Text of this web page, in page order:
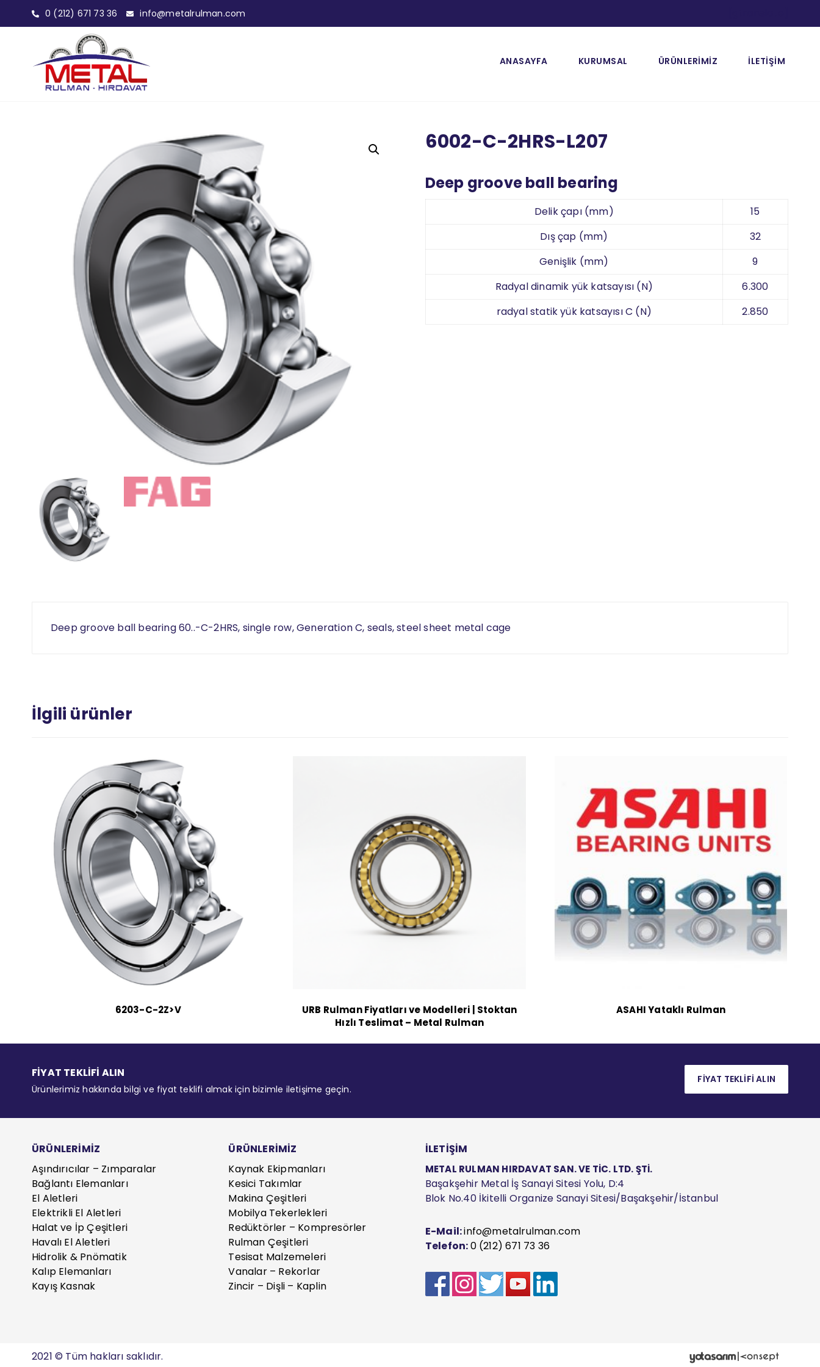
0 (212) 671 73 36 info@metalrulman.com
ANASAYFA KURUMSAL ÜRÜNLERİMİZ İLETİŞİM
6002-C-2HRS-L207
Deep groove ball bearing
Delik çapı (mm)
15
Dış çap (mm)
32
Genişlik (mm)
9
Radyal dinamik yük katsayısı (N)
6.300
radyal statik yük katsayısı C (N)
2.850
Deep groove ball bearing 60..-C-2HRS, single row, Generation C, seals, steel sheet metal cage
İlgili ürünler
6203-C-2Z>V
URB Rulman Fiyatları ve Modelleri | Stoktan
Hızlı Teslimat – Metal Rulman
ASAHI Yataklı Rulman
FİYAT TEKLİFİ ALIN
Ürünlerimiz hakkında bilgi ve fiyat teklifi almak için bizimle iletişime geçin.
FİYAT TEKLİFİ ALIN
ÜRÜNLERİMİZ
Aşındırıcılar – Zımparalar
Bağlantı Elemanları
El Aletleri
Elektrikli El Aletleri
Halat ve İp Çeşitleri
Havalı El Aletleri
Hidrolik & Pnömatik
Kalıp Elemanları
Kayış Kasnak
ÜRÜNLERİMİZ
Kaynak Ekipmanları
Kesici Takımlar
Makina Çeşitleri
Mobilya Tekerlekleri
Redüktörler – Kompresörler
Rulman Çeşitleri
Tesisat Malzemeleri
Vanalar – Rekorlar
Zincir – Dişli – Kaplin
İLETİŞİM
METAL RULMAN HIRDAVAT SAN. VE TİC. LTD. ŞTİ.
Başakşehir Metal İş Sanayi Sitesi Yolu, D:4
Blok No.40 İkitelli Organize Sanayi Sitesi/Başakşehir/İstanbul
E-Mail:info@metalrulman.com
Telefon:0 (212) 671 73 36
2021 © Tüm hakları saklıdır.